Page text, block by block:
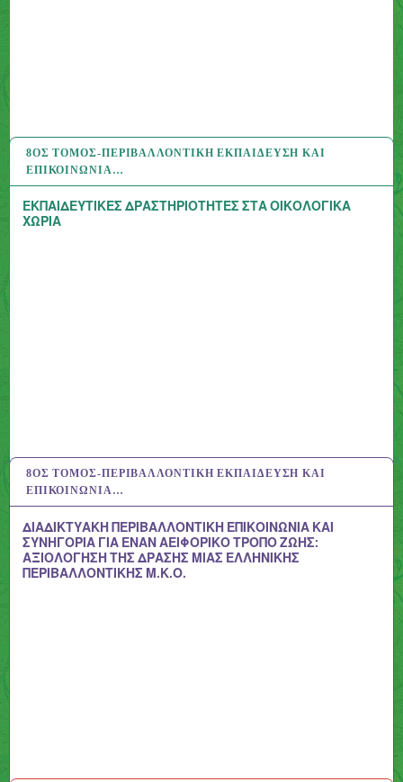
8ΟΣ ΤΌΜΟΣ-ΠΕΡΙΒΑΛΛΟΝΤΙΚΉ ΕΚΠΑΊΔΕΥΣΗ ΚΑΙ
ΕΠΙΚΟΙΝΩΝΊΑ…
ΕΚΠΑΙΔΕΥΤΙΚΕΣ ΔΡΑΣΤΗΡΙΟΤΗΤΕΣ ΣΤΑ ΟΙΚΟΛΟΓΙΚΑ
ΧΩΡΙΑ
24 ΑΥΓ 2020
8ΟΣ ΤΌΜΟΣ-ΠΕΡΙΒΑΛΛΟΝΤΙΚΉ ΕΚΠΑΊΔΕΥΣΗ ΚΑΙ
ΕΠΙΚΟΙΝΩΝΊΑ…
ΔΙΑΔΙΚΤΥΑΚΗ ΠΕΡΙΒΑΛΛΟΝΤΙΚΗ ΕΠΙΚΟΙΝΩΝΙΑ ΚΑΙ
ΣΥΝΗΓΟΡΙΑ ΓΙΑ ΕΝΑΝ ΑΕΙΦΟΡΙΚΟ ΤΡΟΠΟ ΖΩΗΣ:
ΑΞΙΟΛΟΓΗΣΗ ΤΗΣ ΔΡΑΣΗΣ ΜΙΑΣ ΕΛΛΗΝΙΚΗΣ
ΠΕΡΙΒΑΛΛΟΝΤΙΚΗΣ Μ.Κ.Ο.
24 ΑΥΓ 2020